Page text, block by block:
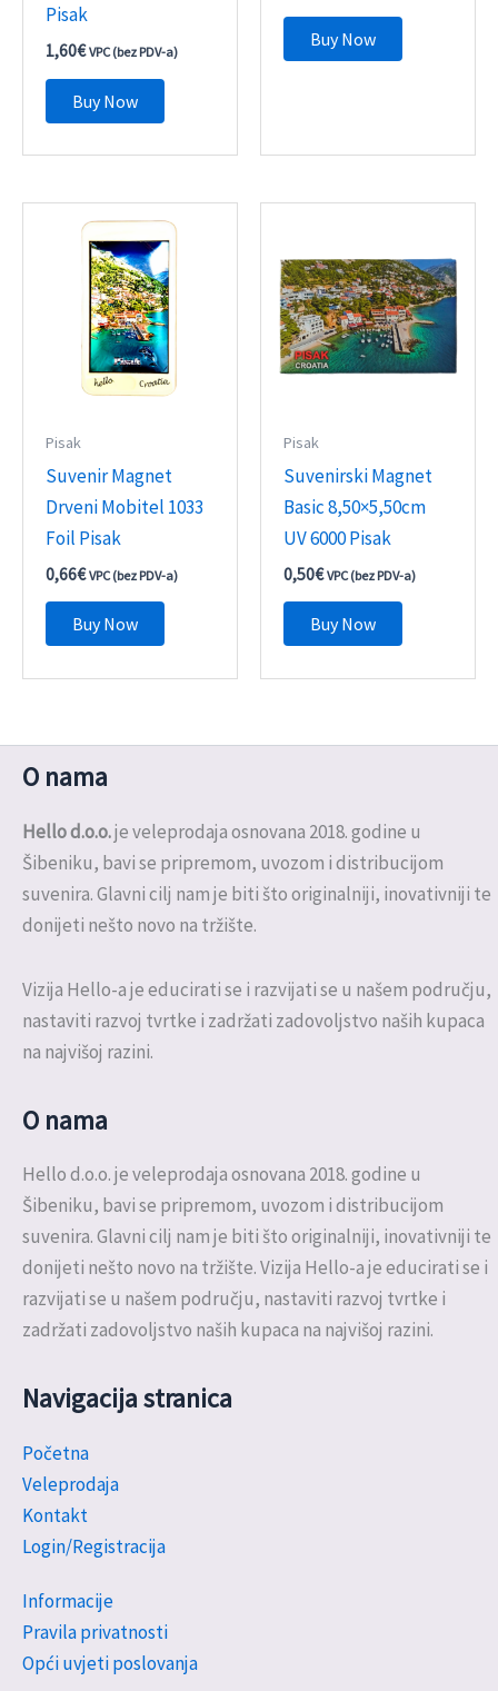
Pisak
1,60€ VPC (bez PDV-a)
Buy Now
Buy Now
Pisak
Suvenir Magnet
Drveni Mobitel 1033
Foil Pisak
0,66€ VPC (bez PDV-a)
Buy Now
Pisak
Suvenirski Magnet
Basic 8,50×5,50cm
UV 6000 Pisak
0,50€ VPC (bez PDV-a)
Buy Now
O nama
Hello d.o.o.je veleprodaja osnovana 2018. godine u
Šibeniku, bavi se pripremom, uvozom i distribucijom
suvenira. Glavni cilj nam je biti što originalniji, inovativniji te
donijeti nešto novo na tržište.
Vizija Hello-a je educirati se i razvijati se u našem području,
nastaviti razvoj tvrtke i zadržati zadovoljstvo naših kupaca
na najvišoj razini.
O nama
Hello d.o.o. je veleprodaja osnovana 2018. godine u
Šibeniku, bavi se pripremom, uvozom i distribucijom
suvenira. Glavni cilj nam je biti što originalniji, inovativniji te
donijeti nešto novo na tržište. Vizija Hello-a je educirati se i
razvijati se u našem području, nastaviti razvoj tvrtke i
zadržati zadovoljstvo naših kupaca na najvišoj razini.
Navigacija stranica
Početna
Veleprodaja
Kontakt
Login/Registracija
Informacije
Pravila privatnosti
Opći uvjeti poslovanja